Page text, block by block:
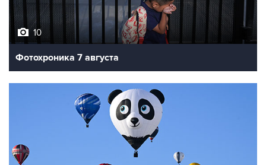
10
Фотохроника 7 августа